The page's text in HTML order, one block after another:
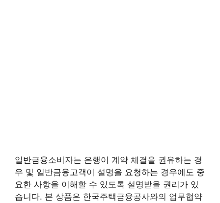
일반금융소비자는 은행이 계약 체결을 권유하는 경
우 및 일반금융고객이 설명을 요청하는 경우에도 중
요한 사항을 이해할 수 있도록 설명받을 권리가 있
습니다. 본 상품은 한국주택금융공사와의 업무협약